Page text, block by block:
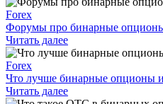
Forex
Форумы про бинарные
Читать далее
Forex
Что лучше бинарные опционы
Читать далее